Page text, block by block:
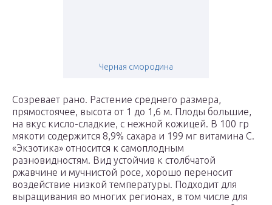
Черная смородина
Созревает рано. Растение среднего размера,
прямостоячее, высота от 1 до 1,6 м. Плоды большие,
на вкус кисло-сладкие, с нежной кожицей. В 100 гр
мякоти содержится 8,9% сахара и 199 мг витамина С.
«Экзотика» относится к самоплодным
разновидностям. Вид устойчив к столбчатой
ржавчине и мучнистой росе, хорошо переносит
воздействие низкой температуры. Подходит для
выращивания во многих регионах, в том числе для